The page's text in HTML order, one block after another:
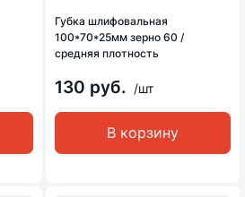
Губка шлифовальная
100*70*25мм зерно 60 /
средняя плотность
130 руб. /шт
В корзину